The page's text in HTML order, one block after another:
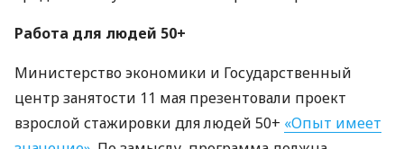
Работа для людей 50+
Министерство экономики и Государственный
центр занятости 11 мая презентовали проект
взрослой стажировки для людей 50+ «Опыт имеет